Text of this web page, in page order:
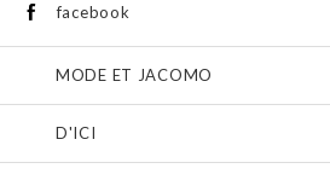
facebook
MODE ET JACOMO
D'ICI